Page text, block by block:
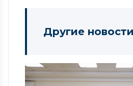
Другие новости